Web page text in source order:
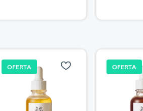
OFERTA OFERTA